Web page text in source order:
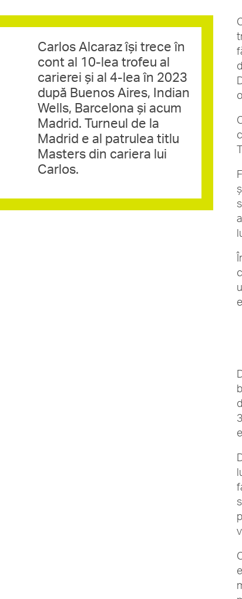
Carlos Alcaraz își trece în
cont al 10-lea trofeu al
carierei și al 4-lea în 2023
după Buenos Aires, Indian
Wells, Barcelona și acum
Madrid. Turneul de la
Madrid e al patrulea titlu
Masters din cariera lui
Carlos.